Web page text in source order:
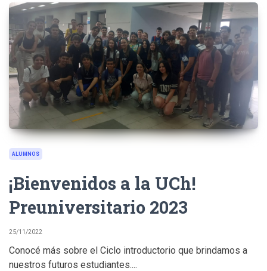
ALUMNOS
¡Bienvenidos a la UCh!
Preuniversitario 2023
25/11/2022
Conocé más sobre el Ciclo introductorio que brindamos a
nuestros futuros estudiantes....